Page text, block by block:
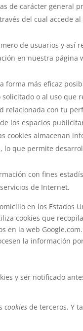
de carácter general
del cual accede al
de usuarios y así
en nuestra página
forma más eficaz
o al uso que
relacionada con tu
los espacios
cookies almacenan
lo que permite
con fines
de Internet.
en los Estados
cookies que
en la web
la información
y ser notificado
cookies de terceros. Y